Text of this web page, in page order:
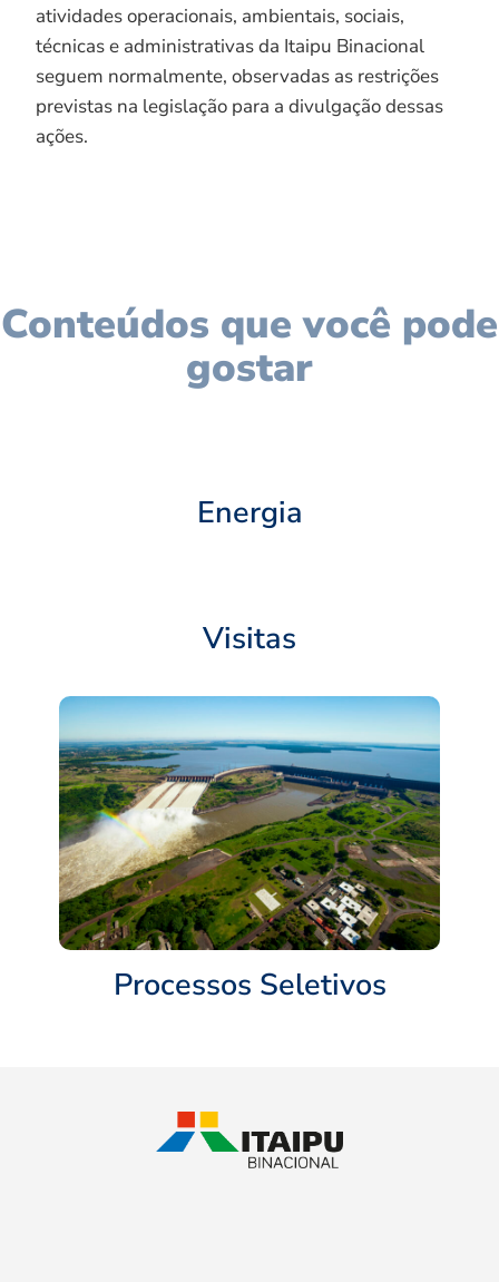
atividades operacionais, ambientais, sociais,
técnicas e administrativas da Itaipu Binacional
seguem normalmente, observadas as restrições
previstas na legislação para a divulgação dessas
ações.
Conteúdos que você pode
gostar
Energia
Visitas
Processos Seletivos